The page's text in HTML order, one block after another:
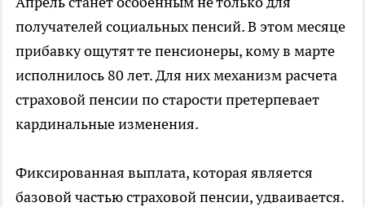
получателей социальных пенсий. В этом месяце
прибавку ощутят те пенсионеры, кому в марте
исполнилось 80 лет. Для них механизм расчета
страховой пенсии по старости претерпевает
кардинальные изменения.
Фиксированная выплата, которая является
базовой частью страховой пенсии, удваивается.